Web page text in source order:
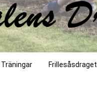
Träningar Frillesåsdraget